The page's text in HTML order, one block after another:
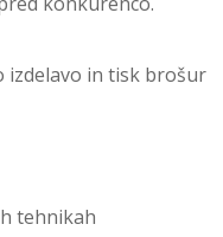
izdelavo in tisk brošur
tehnikah